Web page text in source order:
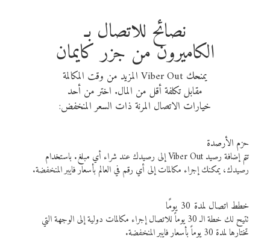
نصائح للاتصال بـ
الكاميرون من جزر كايمان
يمنحك Viber Out المزيد من وقت المكالمة
مقابل تكلفة أقل من المال. اختر من أحد
خيارات الاتصال المرنة ذات السعر المنخفض:
حزم الأرصدة
تتم إضافة رصيد Viber Out إلى رصيدك عند شراء أي مبلغ. باستخدام
رصيدك، يمكنك إجراء مكالمات إلى أي رقم في العالم بأسعار فايبر المنخفضة.
خطط اتصال لمدة 30 يومًا
تتيح لك خطة الـ 30 يوماً للاتصال إجراء مكالمات دولية إلى الوجهة التي
تختارها لمدة 30 يوماً بأسعار فايبر المنخفضة.